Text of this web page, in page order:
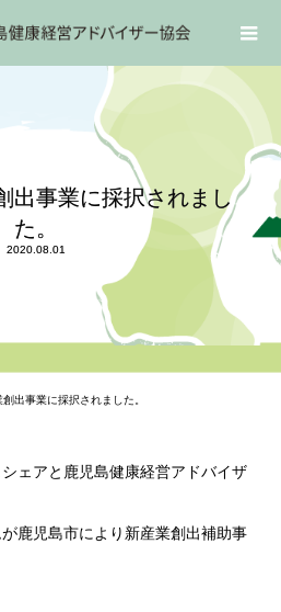
出事業に採択されまし
た。
2020.08.01
出事業に採択されました。
ェアと鹿児島健康経営アドバイザ
鹿児島市により新産業創出補助事